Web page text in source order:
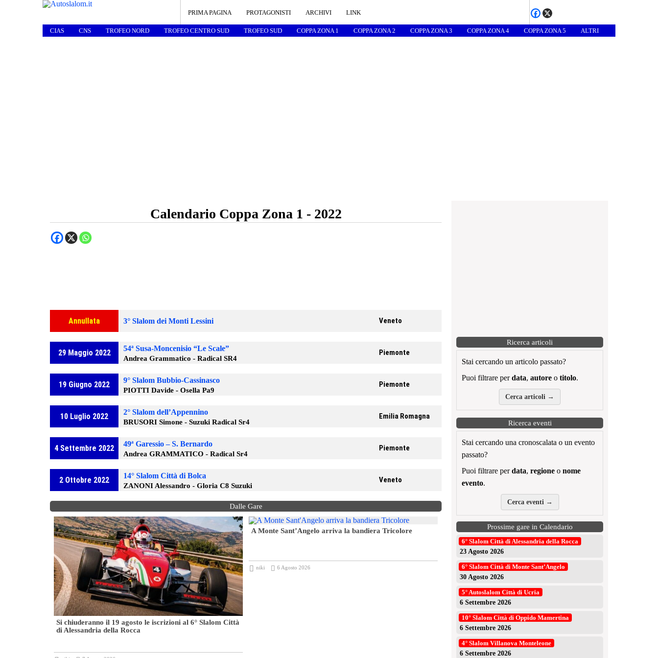
PRIMA PAGINA PROTAGONISTI ARCHIVI LINK
CIAS CNS TROFEO NORD TROFEO CENTRO SUD TROFEO SUD COPPA ZONA 1 COPPA ZONA 2 COPPA ZONA 3 COPPA ZONA 4 COPPA ZONA 5 ALTRI
Calendario Coppa Zona 1 - 2022
Annullata 3° Slalom dei Monti Lessini Veneto
29 Maggio 2022 54ª Susa-Moncenisio “Le Scale”
Andrea Grammatico - Radical SR4
Piemonte
19 Giugno 2022 9° Slalom Bubbio-Cassinasco
PIOTTI Davide - Osella Pa9
Piemonte
10 Luglio 2022 2° Slalom dell’Appennino
BRUSORI Simone - Suzuki Radical Sr4
Emilia Romagna
4 Settembre 2022 49ª Garessio – S. Bernardo
Andrea GRAMMATICO - Radical Sr4
Piemonte
2 Ottobre 2022 14° Slalom Città di Bolca
ZANONI Alessandro - Gloria C8 Suzuki
Veneto
Dalle Gare
Si chiuderanno il 19 agosto le iscrizioni al 6° Slalom Città
di Alessandria della Rocca
A Monte Sant’Angelo arriva la bandiera Tricolore
niki 6 Agosto 2026
Lo Slalom Aci Sport torna a Ruoti per la coppa 4ª zona
Ricerca articoli
Stai cercando un articolo passato?
Puoi filtrare perdata, autore o titolo.
Cerca articoli →
Ricerca eventi
Stai cercando una cronoscalata o un evento
passato?
Puoi filtrare perdata, regione o nome
evento.
Cerca eventi →
Prossime gare in Calendario
6° Slalom Città di Alessandria della Rocca
23 Agosto 2026
6° Slalom Città di Monte Sant’Angelo
30 Agosto 2026
5° Autoslalom Città di Ucria
6 Settembre 2026
10° Slalom Città di Oppido Mamertina
6 Settembre 2026
4° Slalom Villanova Monteleone
6 Settembre 2026